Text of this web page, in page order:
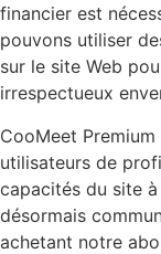
financier est
pouvons utiliser
sur le site Web
irrespectueux
CooMeet
utilisateurs de
capacités du site
désormais
achetant notre